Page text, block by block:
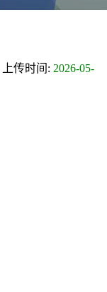
上传时间: 2026-05-